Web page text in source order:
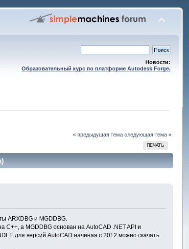
Новости:
Образовательный курс по платформе Autodesk Forge.
« предыдущая тема следующая тема »
ПЕЧАТЬ
ARXDBG и MGDDBG.
C++, а MGDDBG основан на AutoCAD .NET API и
для версий AutoCAD начиная с 2012 можно скачать